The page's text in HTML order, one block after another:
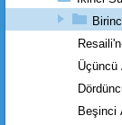
Üçüncü
Beşinci